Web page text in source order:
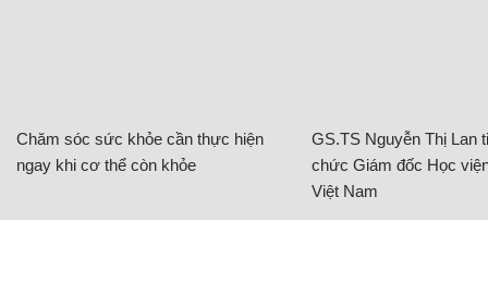
Chăm sóc sức khỏe cần thực hiện
ngay khi cơ thể còn khỏe
GS.TS Nguyễn Thị Lan
chức Giám đốc Học
Việt Nam